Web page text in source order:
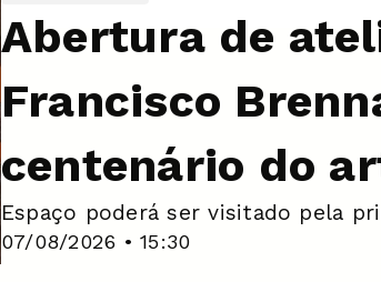
07/08/2026 • 15:30
Abertura de
Francisco
centenário do
Espaço poderá ser visitado pela